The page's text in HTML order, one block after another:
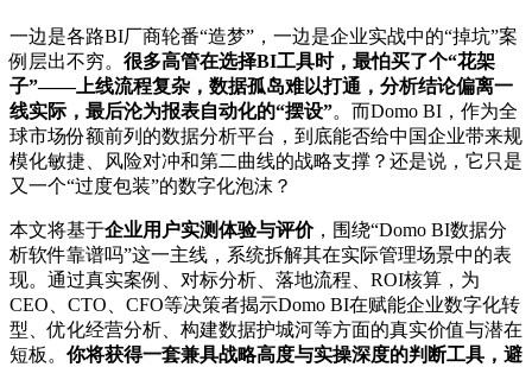
一边是各路BI厂商轮番“造梦”，一边是企业实战中的“掉坑”案
例层出不穷。 很多高管在选择BI工具时，最怕买了个“花架
子”——上线流程复杂，数据孤岛难以打通，分析结论偏离一
线实际，最后沦为报表自动化的“摆设”。而Domo BI，作为全
球市场份额前列的数据分析平台，到底能否给中国企业带来规
模化敏捷、风险对冲和第二曲线的战略支撑？还是说，它只是
又一个“过度包装”的数字化泡沫？
本文将基于企业用户实测体验与评价，围绕“Domo BI数据分
析软件靠谱吗”这一主线，系统拆解其在实际管理场景中的表
现。通过真实案例、对标分析、落地流程、ROI核算，为
CEO、CTO、CFO等决策者揭示Domo BI在赋能企业数字化转
型、优化经营分析、构建数据护城河等方面的真实价值与潜在
短板。 你将获得一套兼具战略高度与实操深度的判断工具，避